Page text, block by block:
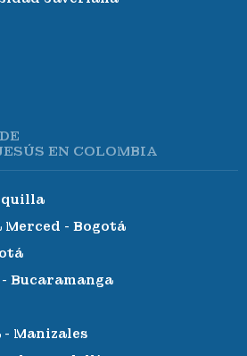
EN COLOMBIA
- Bogotá
Bucaramanga
- Manizales